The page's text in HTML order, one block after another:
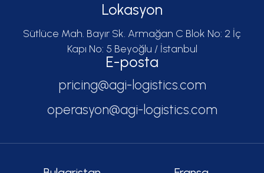
Lokasyon
Sütlüce Mah. Bayır Sk. Armağan C Blok No: 2 İç
Kapı No: 5 Beyoğlu / İstanbul
E-posta
pricing@agi-logistics.com
operasyon@agi-logistics.com